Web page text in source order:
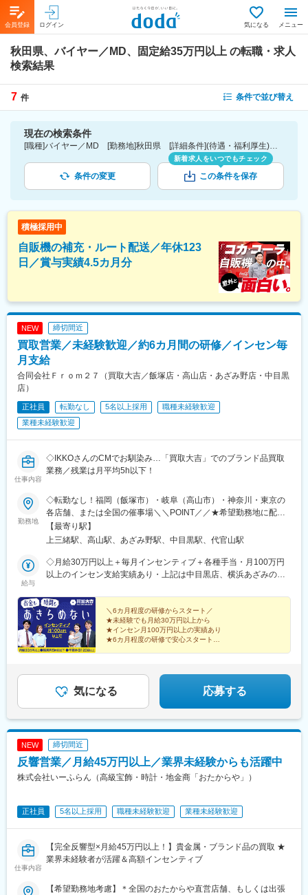
会員登録 ログイン 気になる メニュー
秋田県、バイヤー／MD、固定給35万円以上 の転職・求人
検索結果
7 件 条件で並び替え
現在の検索条件
[職種]バイヤー／MD [勤務地]秋田県 [詳細条件](待遇・福利厚生)固定給35万円以上
条件の変更
新着求人をいつでもチェック
この条件を保存
積極採用中
自販機の補充・ルート配送／年休123
日／賞与実績4.5カ月分
NEW 締切間近
買取営業／未経験歓迎／約6カ月間の研修／インセン毎
月支給
合同会社Ｆｒｏｍ２７（買取大吉／飯塚店・高山店・あざみ野店・中目黒
店）
正社員 転勤なし 5名以上採用
職種未経験歓迎
業種未経験歓迎
仕事内容
◇IKKOさんのCMでお馴染み…「買取大吉」でのブランド品買取
業務／残業は月平均5h以下！
勤務地
◇転勤なし！福岡（飯塚市）・岐阜（高山市）・神奈川・東京の
各店舗、または全国の催事場＼＼POINT／／★希望勤務地に配属
★U・Iターン歓迎★飯塚・高山はオープニングスタッフ募集★飯
塚店、高山店はマイカー通勤OK★催事担当は直行直帰OK（1）店
福岡県飯塚市有安429-1・新飯塚駅より車で11分■買取大吉 高山
駅前店・岐阜県高山市昭和町1-320 佐古ビル1階・高山駅より徒
野1-3-3 第2金子ハイツ1F・あざみ野駅より徒歩2分■買取大吉 中
目黒駅前店東京都目黒区上目黒1-17-8 細田ビル1F・中目黒駅より
徒歩3分（2）催事 ※直行直帰OK■勤務エリアは全国一都三県を
中心に、各地のスーパーマーケットや商業施設、ホームセンター
のイベントブースでのお仕事です。
【最寄り駅】
上三緒駅、高山駅、あざみ野駅、中目黒駅、代官山駅
給与
◇月給30万円以上＋毎月インセンティブ＋各種手当・月100万円
以上のインセン支給実績あり・上記は中目黒店、横浜あざみの店
毎月インセンティブ＋各種手当になります。※給与は経験・能力を
考慮の上で決定します。＼豊かな経験をお持ちの方は優遇／◇月
給35万円以上＋毎月インセンティブ＋各種手当※給与は経験・能
力を考慮の上で決定します。【年収例】年収1200万円／入社3年
目／インセンティブ月50万円以上年収550万円／入社1年目／イン
＼6カ月程度の研修からスタート／
★未経験でも月給30万円以上から
★インセン月100万円以上の実績あり
★6カ月程度の研修で安心スタート
気になる 応募する
NEW 締切間近
反響営業／月給45万円以上／業界未経験からも活躍中
株式会社いーふらん（高級宝飾・時計・地金商「おたからや」）
正社員 5名以上採用 職種未経験歓迎 業種未経験歓迎
仕事内容
【完全反響型×月給45万円以上！】貴金属・ブランド品の買取 ★
業界未経験者が活躍＆高額インセンティブ
【希望勤務地考慮】＊全国のおたからや直営店舗、もしくは出張